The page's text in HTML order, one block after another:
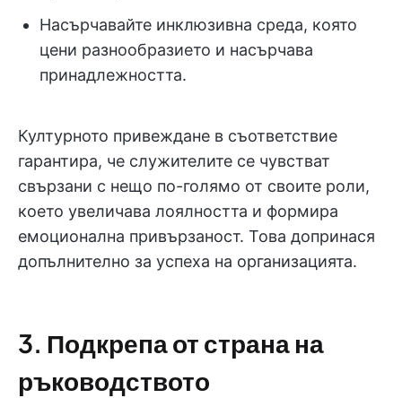
Насърчавайте инклюзивна среда, която
цени разнообразието и насърчава
принадлежността.
Културното привеждане в съответствие
гарантира, че служителите се чувстват
свързани с нещо по-голямо от своите роли,
което увеличава лоялността и формира
емоционална привързаност. Това допринася
допълнително за успеха на организацията.
3. Подкрепа от страна на
ръководството